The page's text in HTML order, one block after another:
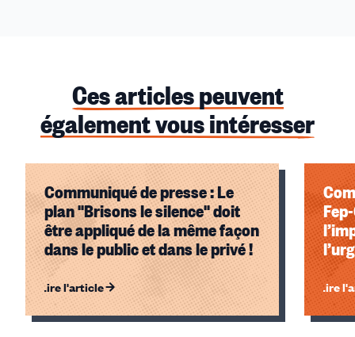
Ces articles peuvent
également vous intéresser
Communiqué de presse : Le
plan "Brisons le silence" doit
être appliqué de la même façon
dans le public et dans le privé !
Lire l'article Lire